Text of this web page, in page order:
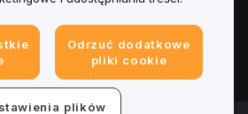
Odrzuć dodatkowe
pliki cookie
plików